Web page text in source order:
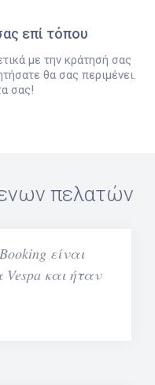
επί τόπου
με την κράτησή σας
θα σας περιμένει.
σας!
πελατών
είναι
και ήταν